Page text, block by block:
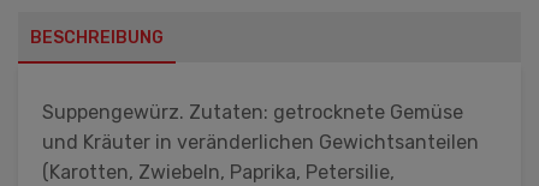
BESCHREIBUNG
Suppengewürz. Zutaten: getrocknete Gemüse
und Kräuter in veränderlichen Gewichtsanteilen
(Karotten, Zwiebeln, Paprika, Petersilie,